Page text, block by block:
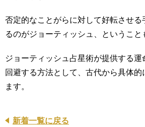
否定的なことがらに対して好転させる
るのがジョーティッシュ、ということ
ジョーティッシュ占星術が提供する
回避する方法として、古代から具体的
ます。
新着一覧に戻る